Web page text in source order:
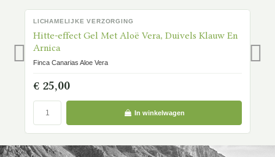
LICHAMELIJKE VERZORGING
Hitte-effect Gel Met Aloë Vera, Duivels Klauw En
Arnica
Finca Canarias Aloe Vera
€ 25,00
In winkelwagen